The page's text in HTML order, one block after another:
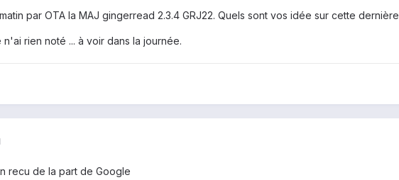
par OTA la MAJ gingerread 2.3.4 GRJ22. Quels sont vos idée sur cette
n'ai rien noté ... à voir dans la journée.
recu de la part de Google